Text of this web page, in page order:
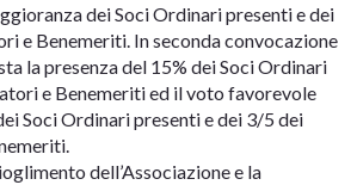
dei Soci Ordinari presenti e dei
e Benemeriti. In seconda convocazione
la presenza del 15% dei Soci Ordinari
e Benemeriti ed il voto favorevole
Soci Ordinari presenti e dei 3/5 dei
dell’Associazione e la